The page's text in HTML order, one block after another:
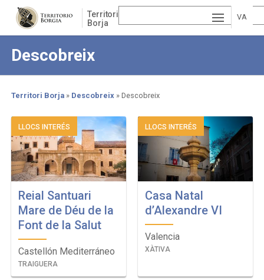
Skip
main
Territori
Borja
VA
Descobreix
Breadcrumb
Territori Borja Descobreix Descobreix
LLOCS INTERÉS
Reial Santuari
Mare de Déu de la
Font de la Salut
Castellón Mediterráneo
TRAIGUERA
LLOCS INTERÉS
Casa Natal
d’Alexandre VI
Valencia
XÀTIVA